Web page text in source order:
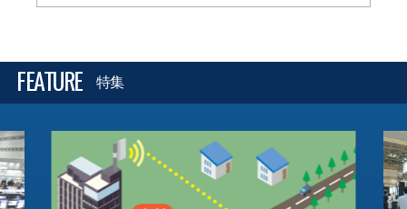
FEATURE 特集